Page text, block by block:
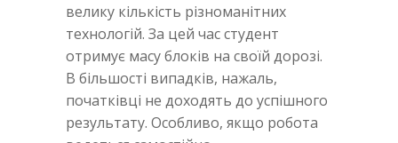
велику кількість різноманітних
технологій. За цей час студент
отримує масу блоків на своїй дорозі.
В більшості випадків, нажаль,
початківці не доходять до успішного
результату. Особливо, якщо робота